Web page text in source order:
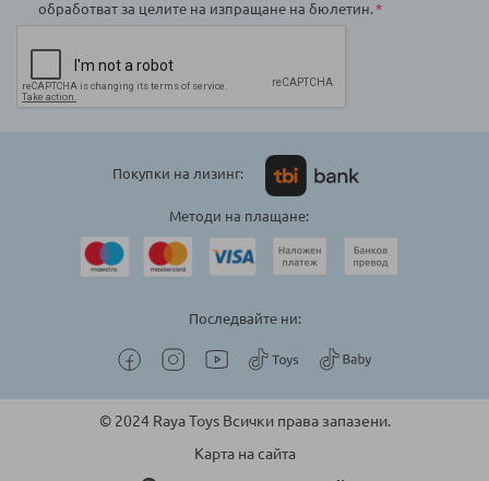
обработват за целите на изпращане на бюлетин.
Покупки на лизинг:
Методи на плащане:
Последвайте ни:
© 2024 Raya Toys Всички права запазени.
Карта на сайта